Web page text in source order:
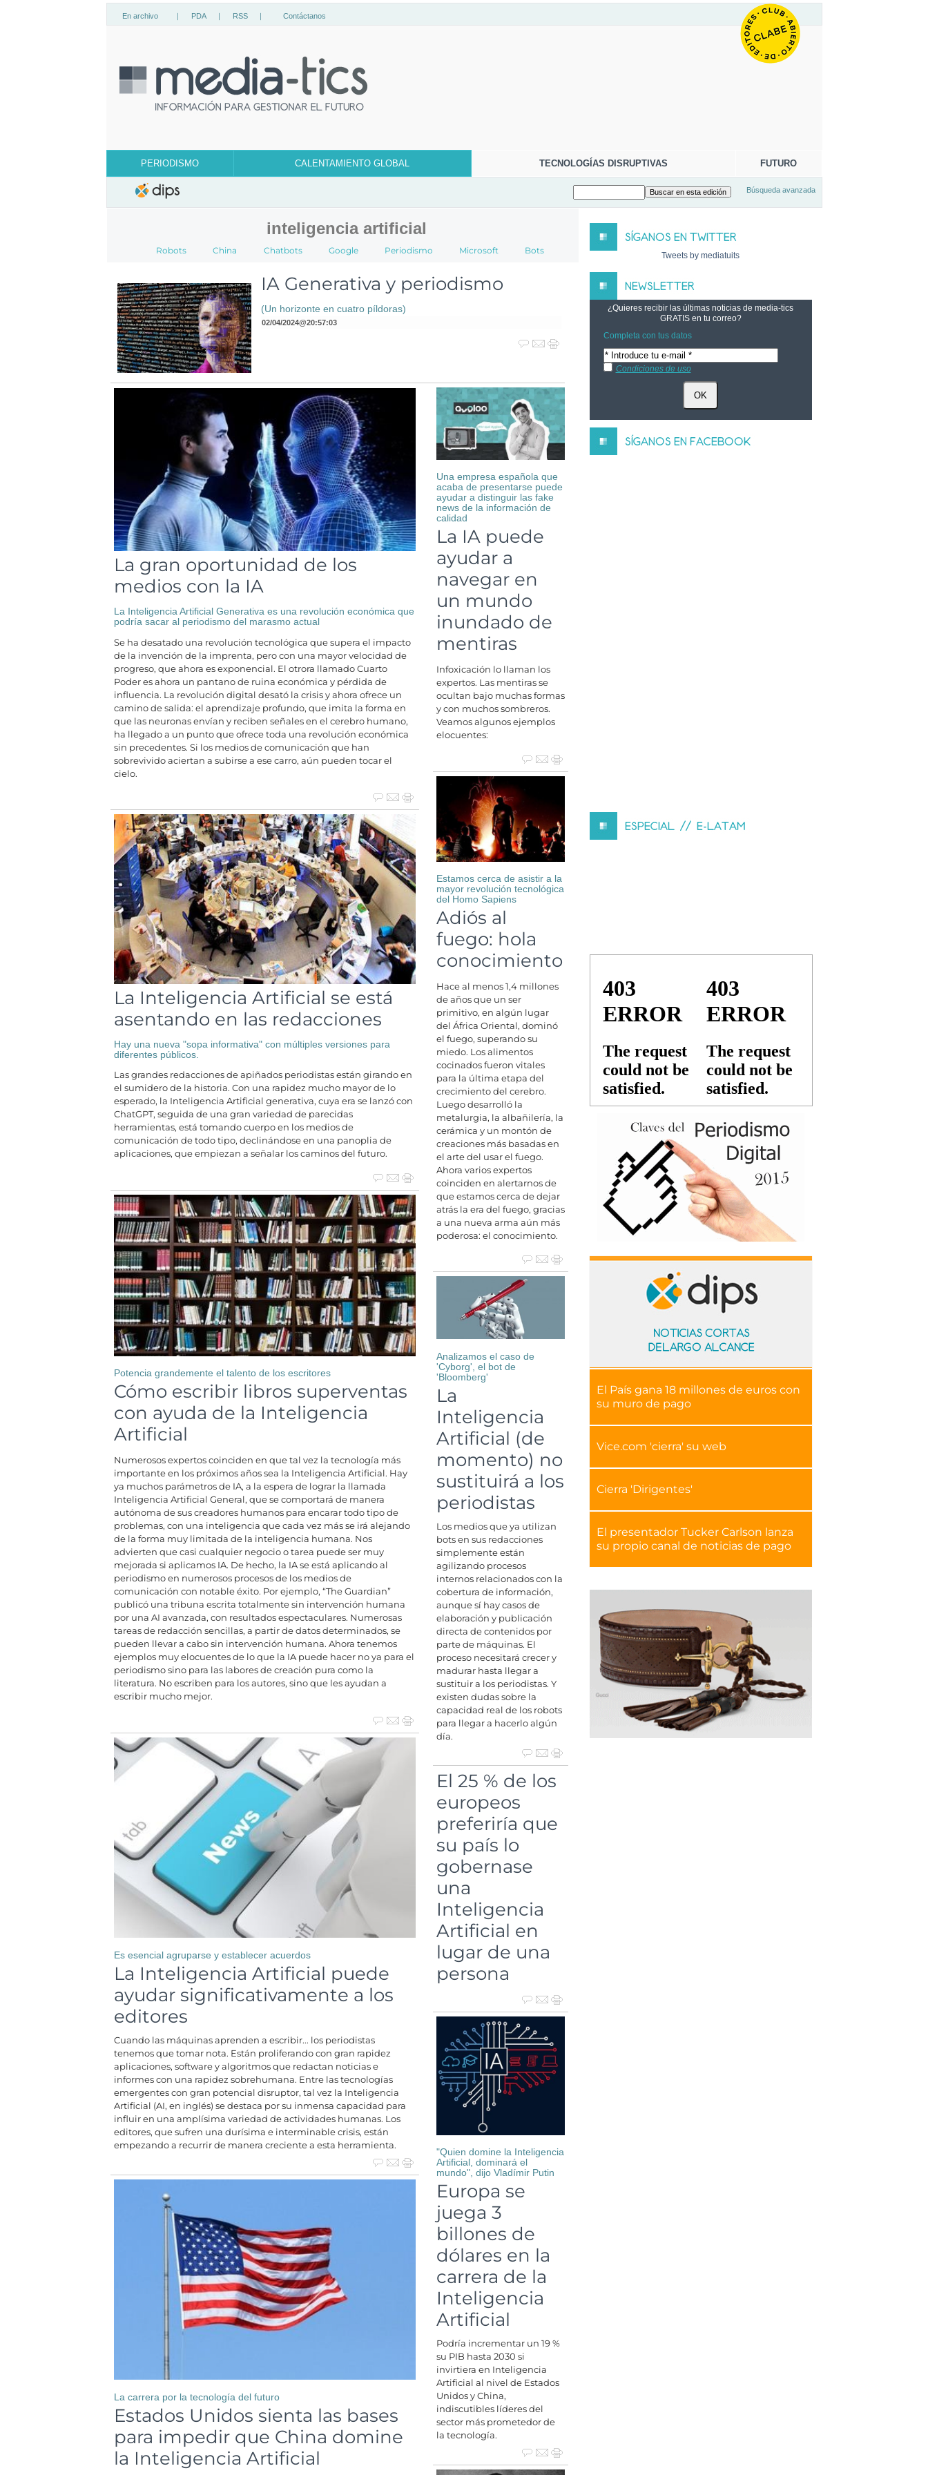
En archivo | PDA | RSS | Contáctanos
PERIODISMO CALENTAMIENTO GLOBAL TECNOLOGÍAS DISRUPTIVAS FUTURO
Búsqueda avanzada
inteligencia artificial
Robots China Chatbots Google Periodismo Microsoft Bots
IA Generativa y periodismo
(Un horizonte en cuatro píldoras)
02/04/2024@20:57:03
La gran oportunidad de los
medios con la IA
La Inteligencia Artificial Generativa es una revolución económica que
podría sacar al periodismo del marasmo actual
Se ha desatado una revolución tecnológica que supera el impacto
de la invención de la imprenta, pero con una mayor velocidad de
progreso, que ahora es exponencial. El otrora llamado Cuarto
Poder es ahora un pantano de ruina económica y pérdida de
influencia. La revolución digital desató la crisis y ahora ofrece un
camino de salida: el aprendizaje profundo, que imita la forma en
que las neuronas envían y reciben señales en el cerebro humano,
ha llegado a un punto que ofrece toda una revolución económica
sin precedentes. Si los medios de comunicación que han
sobrevivido aciertan a subirse a ese carro, aún pueden tocar el
cielo.
La Inteligencia Artificial se está
asentando en las redacciones
Hay una nueva "sopa informativa" con múltiples versiones para
diferentes públicos.
Las grandes redacciones de apiñados periodistas están girando en
el sumidero de la historia. Con una rapidez mucho mayor de lo
esperado, la Inteligencia Artificial generativa, cuya era se lanzó con
ChatGPT, seguida de una gran variedad de parecidas
herramientas, está tomando cuerpo en los medios de
comunicación de todo tipo, declinándose en una panoplia de
aplicaciones, que empiezan a señalar los caminos del futuro.
Potencia grandemente el talento de los escritores
Cómo escribir libros superventas
con ayuda de la Inteligencia
Artificial
Numerosos expertos coinciden en que tal vez la tecnología más
importante en los próximos años sea la Inteligencia Artificial. Hay
ya muchos parámetros de IA, a la espera de lograr la llamada
Inteligencia Artificial General, que se comportará de manera
autónoma de sus creadores humanos para encarar todo tipo de
problemas, con una inteligencia que cada vez más se irá alejando
de la forma muy limitada de la inteligencia humana. Nos
advierten que casi cualquier negocio o tarea puede ser muy
mejorada si aplicamos IA. De hecho, la IA se está aplicando al
periodismo en numerosos procesos de los medios de
comunicación con notable éxito. Por ejemplo, “The Guardian”
publicó una tribuna escrita totalmente sin intervención humana
por una AI avanzada, con resultados espectaculares. Numerosas
tareas de redacción sencillas, a partir de datos determinados, se
pueden llevar a cabo sin intervención humana. Ahora tenemos
ejemplos muy elocuentes de lo que la IA puede hacer no ya para el
periodismo sino para las labores de creación pura como la
literatura. No escriben para los autores, sino que les ayudan a
escribir mucho mejor.
Es esencial agruparse y establecer acuerdos
La Inteligencia Artificial puede
ayudar significativamente a los
editores
Cuando las máquinas aprenden a escribir... los periodistas
tenemos que tomar nota. Están proliferando con gran rapidez
aplicaciones, software y algoritmos que redactan noticias e
informes con una rapidez sobrehumana. Entre las tecnologías
emergentes con gran potencial disruptor, tal vez la Inteligencia
Artificial (AI, en inglés) se destaca por su inmensa capacidad para
influir en una amplísima variedad de actividades humanas. Los
editores, que sufren una durísima e interminable crisis, están
empezando a recurrir de manera creciente a esta herramienta.
La carrera por la tecnología del futuro
Estados Unidos sienta las bases
para impedir que China domine
la Inteligencia Artificial
Una empresa española que
acaba de presentarse puede
ayudar a distinguir las fake
news de la información de
calidad
La IA puede
ayudar a
navegar en
un mundo
inundado de
mentiras
Infoxicación lo llaman los
expertos. Las mentiras se
ocultan bajo muchas formas
y con muchos sombreros.
Veamos algunos ejemplos
elocuentes:
Estamos cerca de asistir a la
mayor revolución tecnológica
del Homo Sapiens
Adiós al
fuego: hola
conocimiento
Hace al menos 1,4 millones
de años que un ser
primitivo, en algún lugar
del África Oriental, dominó
el fuego, superando su
miedo. Los alimentos
cocinados fueron vitales
para la última etapa del
crecimiento del cerebro.
Luego desarrolló la
metalurgia, la albañilería, la
cerámica y un montón de
creaciones más basadas en
el arte del usar el fuego.
Ahora varios expertos
coinciden en alertarnos de
que estamos cerca de dejar
atrás la era del fuego, gracias
a una nueva arma aún más
poderosa: el conocimiento.
Analizamos el caso de
'Cyborg', el bot de
'Bloomberg'
La
Inteligencia
Artificial (de
momento) no
sustituirá a los
periodistas
Los medios que ya utilizan
bots en sus redacciones
simplemente están
agilizando procesos
internos relacionados con la
cobertura de información,
aunque sí hay casos de
elaboración y publicación
directa de contenidos por
parte de máquinas. El
proceso necesitará crecer y
madurar hasta llegar a
sustituir a los periodistas. Y
existen dudas sobre la
capacidad real de los robots
para llegar a hacerlo algún
día.
El 25 % de los
europeos
preferiría que
su país lo
gobernase
una
Inteligencia
Artificial en
lugar de una
persona
"Quien domine la Inteligencia
Artificial, dominará el
mundo", dijo Vladímir Putin
Europa se
juega 3
billones de
dólares en la
carrera de la
Inteligencia
Artificial
Podría incrementar un 19 %
su PIB hasta 2030 si
invirtiera en Inteligencia
Artificial al nivel de Estados
Unidos y China,
indiscutibles líderes del
sector más prometedor de
la tecnología.
Tweets by mediatuits
¿Quieres recibir las últimas noticias de media-tics
GRATISen tu correo?
Completa con tus datos
Condiciones de uso
El País gana 18 millones de euros con
su muro de pago
Vice.com 'cierra' su web
Cierra 'Dirigentes'
El presentador Tucker Carlson lanza
su propio canal de noticias de pago